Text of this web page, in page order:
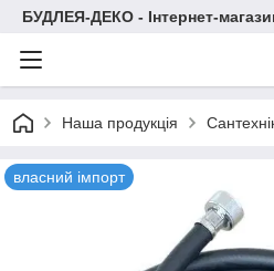
БУДЛЕЯ-ДЕКО - Інтернет-
Наша продукція
власний імпорт